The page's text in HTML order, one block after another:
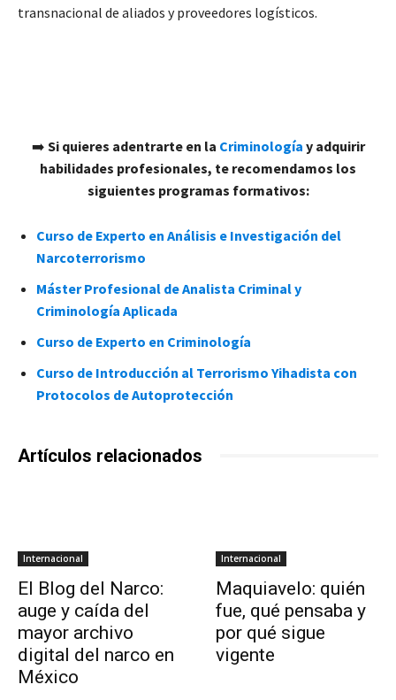
transnacional de aliados y proveedores logísticos.
➡️ Si quieres adentrarte en la Criminología y adquirir
habilidades profesionales, te recomendamos los
siguientes programas formativos:
Curso de Experto en Análisis e Investigación del
Narcoterrorismo
Máster Profesional de Analista Criminal y
Criminología Aplicada
Curso de Experto en Criminología
Curso de Introducción al Terrorismo Yihadista con
Protocolos de Autoprotección
Artículos relacionados
Internacional
El Blog del Narco:
auge y caída del
mayor archivo
digital del narco en
México
Internacional
Maquiavelo: quién
fue, qué pensaba y
por qué sigue
vigente